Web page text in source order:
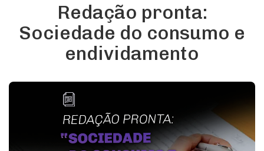
Redação pronta:
Sociedade do consumo e
endividamento